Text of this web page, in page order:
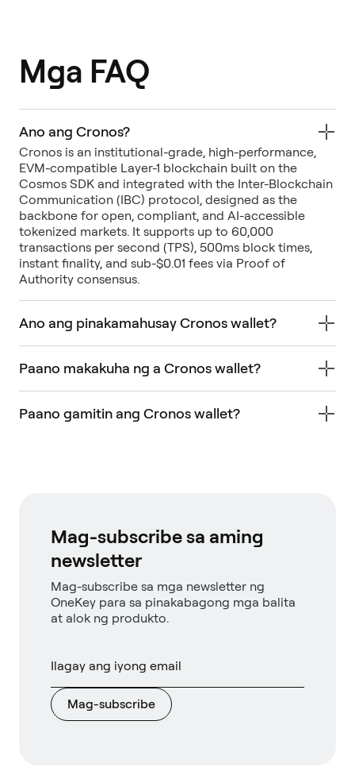
Mga FAQ
Ano ang Cronos?
Cronos is an institutional-grade, high-performance,
EVM-compatible Layer-1 blockchain built on the
Cosmos SDK and integrated with the Inter-Blockchain
Communication (IBC) protocol, designed as the
backbone for open, compliant, and AI-accessible
tokenized markets. It supports up to 60,000
transactions per second (TPS), 500ms block times,
instant finality, and sub-$0.01 fees via Proof of
Authority consensus.
Ano ang pinakamahusay Cronos wallet?
Paano makakuha ng a Cronos wallet?
Paano gamitin ang Cronos wallet?
Mag-subscribe sa aming
newsletter
Mag-subscribe sa mga newsletter ng
OneKey para sa pinakabagong mga balita
at alok ng produkto.
Mag-subscribe